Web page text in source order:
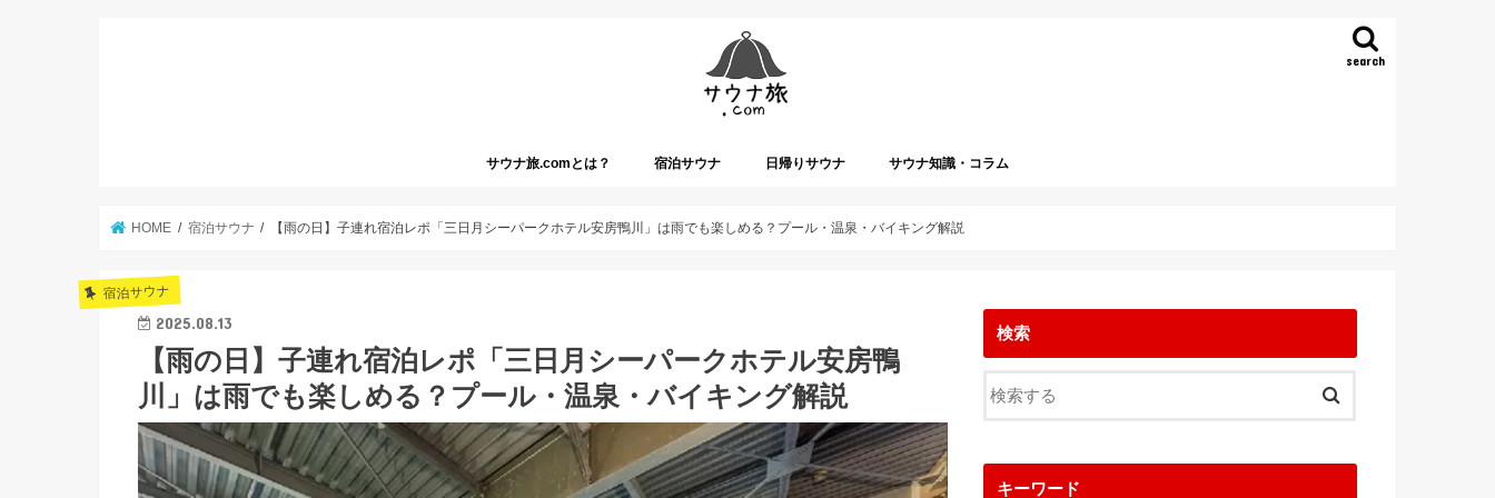
search
サウナ旅.comとは？ 宿泊サウナ 日帰りサウナ サウナ知識・コラム
HOME 宿泊サウナ 【雨の日】子連れ宿泊レポ「三日月シーパークホテル安房鴨川」は雨でも楽しめる？プール・温泉・バイキング解説
宿泊サウナ
2025.08.13
【雨の日】子連れ宿泊レポ「三日月シーパークホテル安房鴨
川」は雨でも楽しめる？プール・温泉・バイキング解説
検索
キーワード